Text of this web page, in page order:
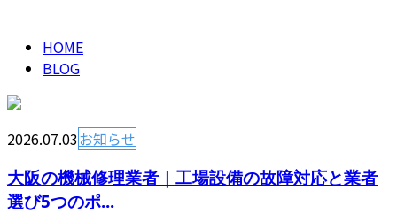
HOME
BLOG
2026.07.03お知らせ
大阪の機械修理業者｜工場設備の故障対応と業者
選び5つのポ...